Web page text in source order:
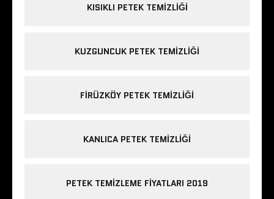
KISIKLI PETEK TEMIZLIĞI
KUZGUNCUK PETEK TEMIZLIĞI
FIRÜZKÖY PETEK TEMIZLIĞI
KANLICA PETEK TEMIZLIĞI
PETEK TEMIZLEME FIYATLARI 2019